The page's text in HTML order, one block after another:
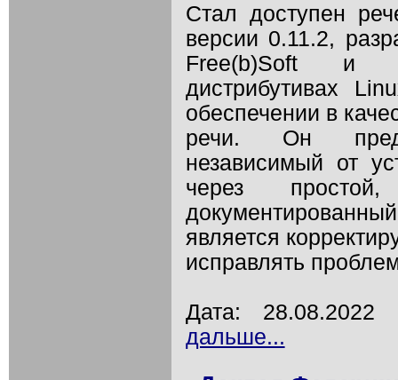
Стал доступен
версии 0.11.2,
Free(b)Soft и
дистрибутивах
обеспечении в
речи. Он
независимый от
через
является
исправлять
Дата:
дальше...